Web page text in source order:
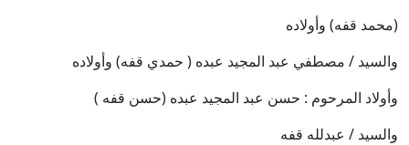
(محمد قفه) وأولاده
والسيد / مصطفي عبد المجيد عبده ( حمدي قفه) وأولاده
وأولاد المرحوم : حسن عبد المجيد عبده (حسن قفه )
والسيد / عبدلله قفه